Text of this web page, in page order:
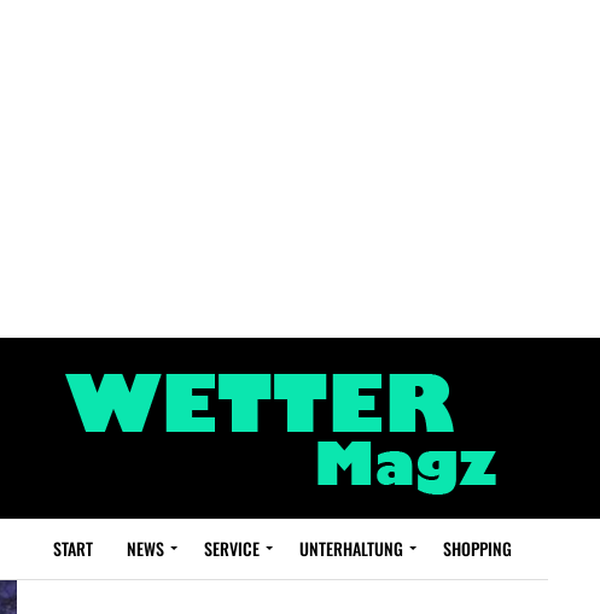
START NEWS SERVICE UNTERHALTUNG SHOPPING